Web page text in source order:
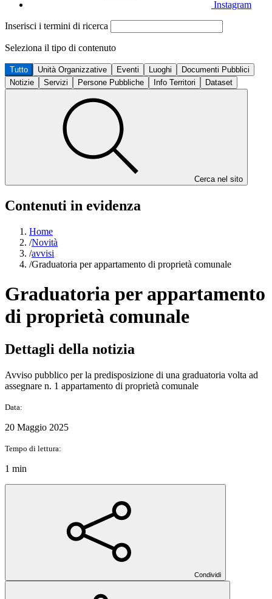
Instagram
Inserisci i termini di ricerca
Seleziona il tipo di contenuto
Tutto Unità Organizzative Eventi Luoghi
Documenti Pubblici
Notizie
Servizi Persone Pubbliche Info Territori Dataset
Cerca nel sito
Contenuti in evidenza
Home
/Novità
/avvisi
/Graduatoria per appartamento di proprietà comunale
Graduatoria per appartamento
di proprietà comunale
Dettagli della notizia
Avviso pubblico per la predisposizione di una graduatoria volta ad
assegnare n. 1 appartamento di proprietà comunale
Data:
20 Maggio 2025
Tempo di lettura:
1 min
Condividi